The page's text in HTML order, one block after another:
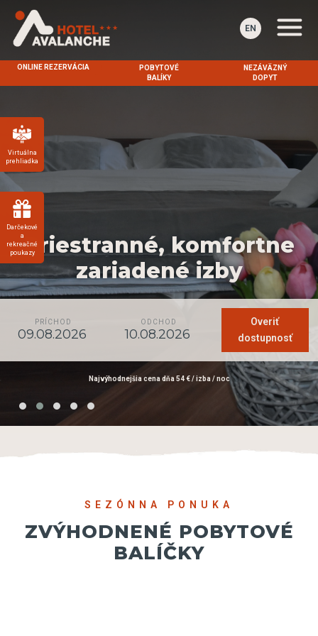
ONLINE REZERVÁCIA
POBYTOVÉ
BALÍKY
NEZÁVÄZNÝ
DOPYT
EN
Priestranné, komfortne
zariadené izby
PRÍCHOD ODCHOD
Overiť
dostupnosť
Najvýhodnejšia cena dňa 54 € / izba / noc
Virtuálna
prehliadka
Darčekové
a
rekreačné
poukazy
SEZÓNNA PONUKA
ZVÝHODNENÉ POBYTOVÉ
BALÍČKY